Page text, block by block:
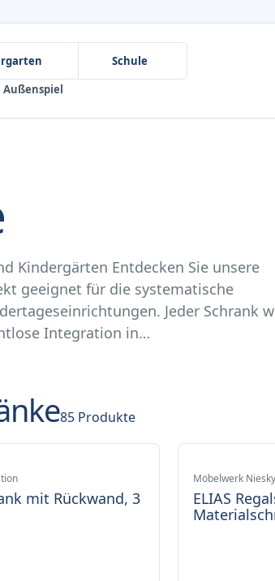
Schule
Außenspiel
Kindergärten Entdecken Sie unsere
geeignet für die systematische
Jeder Schrank
Integration in…
85 Produkte
mit Rückwand, 3
Möbelwerk Niesky
ELIAS